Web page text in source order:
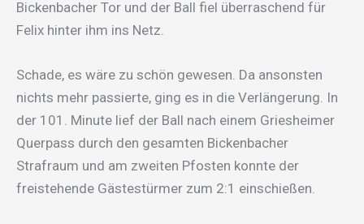
Bickenbacher Tor und der Ball fiel überraschend für
Felix hinter ihm ins Netz.
Schade, es wäre zu schön gewesen. Da ansonsten
nichts mehr passierte, ging es in die Verlängerung. In
der 101. Minute lief der Ball nach einem Griesheimer
Querpass durch den gesamten Bickenbacher
Strafraum und am zweiten Pfosten konnte der
freistehende Gästestürmer zum 2:1 einschießen.